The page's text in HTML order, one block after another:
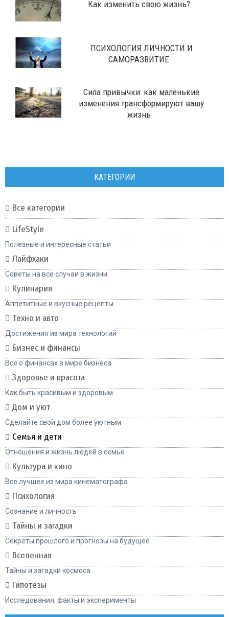
Как изменить свою жизнь?
ПСИХОЛОГИЯ ЛИЧНОСТИ И
САМОРАЗВИТИЕ
Сила привычки: как маленькие
изменения трансформируют вашу
жизнь
КАТЕГОРИИ
Все категории
LifeStyle
Полезные и интересные статьи
Лайфхаки
Советы на все случаи в жизни
Кулинария
Аппетитные и вкусные рецепты
Техно и авто
Достижения из мира технологий
Бизнес и финансы
Все о финансах в мире бизнеса
Здоровье и красота
Как быть красивым и здоровым
Дом и уют
Сделайте свой дом более уютным
Семья и дети
Отношения и жизнь людей в семье
Культура и кино
Все лучшее из мира кинематографа
Психология
Сознание и личность
Тайны и загадки
Секреты прошлого и прогнозы на будущее
Вселенная
Тайны и загадки космоса
Гипотезы
Исследования, факты и эксперименты